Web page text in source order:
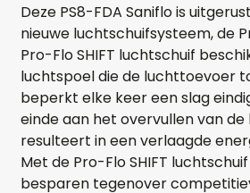
Deze PS8-FDA Saniflo is
nieuwe luchtschuifsysteem, de
Pro-Flo SHIFT luchtschuif
luchtspoel die de luchttoevoer
beperkt elke keer een slag
einde aan het overvullen van
resulteert in een verlaagde
Met de Pro-Flo SHIFT
besparen tegenover